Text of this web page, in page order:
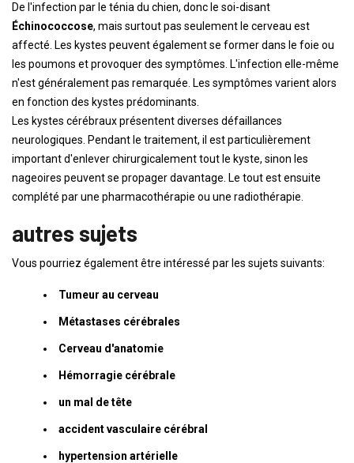
De l'infection par le ténia du chien, donc le soi-disant
Échinococcose, mais surtout pas seulement le cerveau est
affecté. Les kystes peuvent également se former dans le foie ou
les poumons et provoquer des symptômes. L'infection elle-même
n'est généralement pas remarquée. Les symptômes varient alors
en fonction des kystes prédominants.
Les kystes cérébraux présentent diverses défaillances
neurologiques. Pendant le traitement, il est particulièrement
important d'enlever chirurgicalement tout le kyste, sinon les
nageoires peuvent se propager davantage. Le tout est ensuite
complété par une pharmacothérapie ou une radiothérapie.
autres sujets
Vous pourriez également être intéressé par les sujets suivants:
Tumeur au cerveau
Métastases cérébrales
Cerveau d'anatomie
Hémorragie cérébrale
un mal de tête
accident vasculaire cérébral
hypertension artérielle